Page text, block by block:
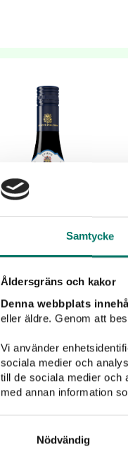
Samtycke
Åldersgräns och kakor
Denna webbplats
eller äldre. Genom att
Vi använder
sociala medier och
till de sociala medier och
med annan information
Nödvändig